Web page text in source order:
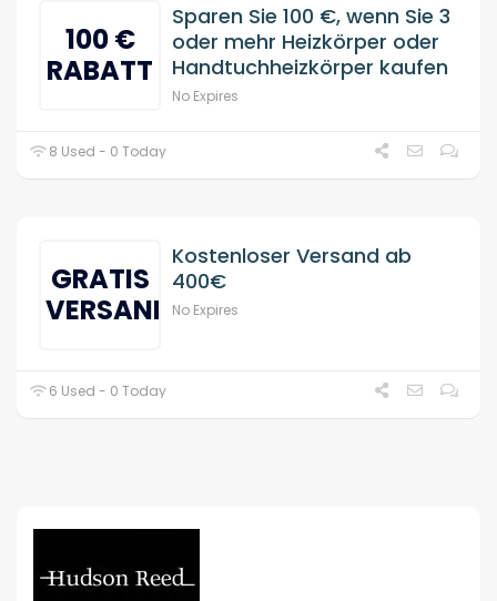
100 €
RABATT
Sparen Sie 100 €, wenn Sie 3
oder mehr Heizkörper oder
Handtuchheizkörper kaufen
No Expires
8 Used - 0 Today
GRATIS
VERSAND
Kostenloser Versand ab
400€
No Expires
6 Used - 0 Today